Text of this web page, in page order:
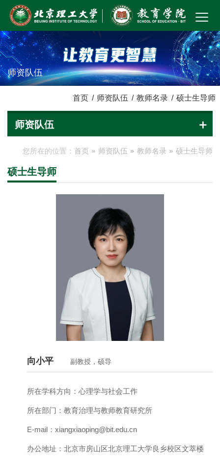
师资队伍
首页 / 师资队伍 / 教师名录 / 硕士生导师
师资队伍
您所在的位置： 首页 师资队伍 教师名录 硕士生导师
硕士生导师
向小平 副教授，硕导
所在学科方向： 心理学与社会工作
所在部门： 教育治理与教师教育研究所
E-mail： xiangxiaoping@bit.edu.cn
办公地址： 北京市房山区北京理工大学良乡校区文萃楼